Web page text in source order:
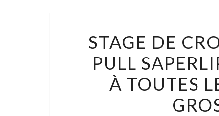
STAGE DE
PULL
À TOUTES